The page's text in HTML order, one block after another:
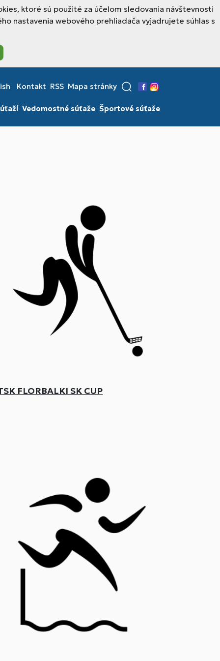
ktoré sú použité za účelom sledovania návštevnosti
nastavenia webového prehliadača vyjadrujete súhlas s
Kontakt RSS Mapa stránky
Facebook
Instagram
Vedomostné súťaže Športové súťaže
FLORBALKI SK CUP